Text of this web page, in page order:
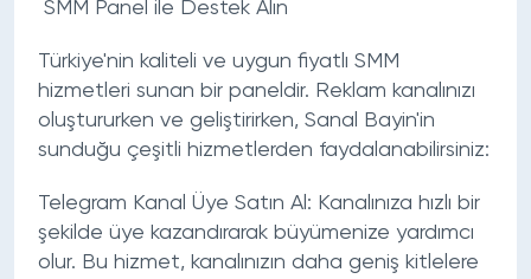
SMM Panel ile Destek Alın
Türkiye'nin kaliteli ve uygun fiyatlı SMM
hizmetleri sunan bir paneldir. Reklam kanalınızı
oluştururken ve geliştirirken, Sanal Bayin'in
sunduğu çeşitli hizmetlerden faydalanabilirsiniz:
Telegram Kanal Üye Satın Al: Kanalınıza hızlı bir
şekilde üye kazandırarak büyümenize yardımcı
olur. Bu hizmet, kanalınızın daha geniş kitlelere